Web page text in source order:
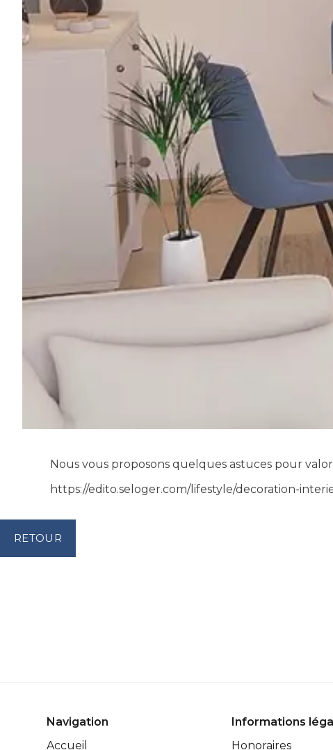
Nous vous proposons quelques astuces pour
https://edito.seloger.com/lifestyle/decoration-
RETOUR
Navigation
Accueil
Informations
Honoraires